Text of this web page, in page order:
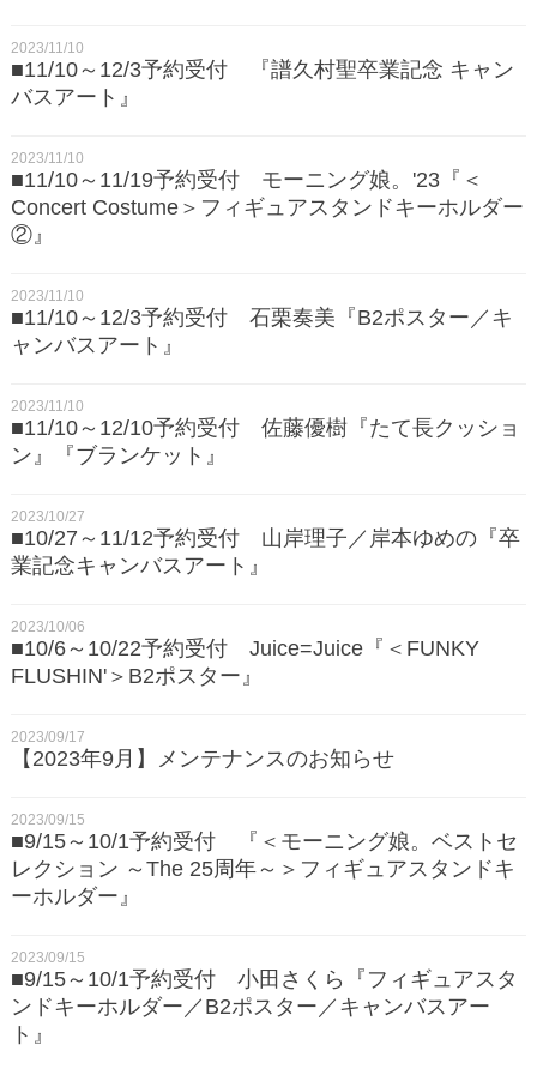
2023/11/10
■11/10～12/3予約受付 『譜久村聖卒業記念 キャン
バスアート』
2023/11/10
■11/10～11/19予約受付 モーニング娘。'23『＜
Concert Costume＞フィギュアスタンドキーホルダー
②』
2023/11/10
■11/10～12/3予約受付 石栗奏美『B2ポスター／キ
ャンバスアート』
2023/11/10
■11/10～12/10予約受付 佐藤優樹『たて長クッショ
ン』『ブランケット』
2023/10/27
■10/27～11/12予約受付 山岸理子／岸本ゆめの『卒
業記念キャンバスアート』
2023/10/06
■10/6～10/22予約受付 Juice=Juice『＜FUNKY
FLUSHIN'＞B2ポスター』
2023/09/17
【2023年9月】メンテナンスのお知らせ
2023/09/15
■9/15～10/1予約受付 『＜モーニング娘。ベストセ
レクション ～The 25周年～＞フィギュアスタンドキ
ーホルダー』
2023/09/15
■9/15～10/1予約受付 小田さくら『フィギュアスタ
ンドキーホルダー／B2ポスター／キャンバスアー
ト』